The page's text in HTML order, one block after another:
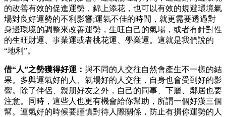
的改善有效的促進運勢，錦上添花，也可以有效的規避環境氣
場對良好運勢的不利影響;運氣不佳的時間，就更需要透過對
身邊環境的調整來改善運勢，生旺自己的氣場，或者有針對性
的生旺財運、事業運或者桃花運、學業運。這就是我們說的
“地利”。
借“人”之勢獲得好運： 與不同的人交往自然會產生不一樣的結
果。多與運氣好的人、氣場好的人交往，自身也會受到好的影
響。除了伴侶、親朋好友之外，自己的同事、下屬、鄰居也要
注意。同時，這些人也更有機會給你幫助，所謂一個好漢三個
幫。運氣好的時候要謹慎對待人際關係，防止有損你運勢的人